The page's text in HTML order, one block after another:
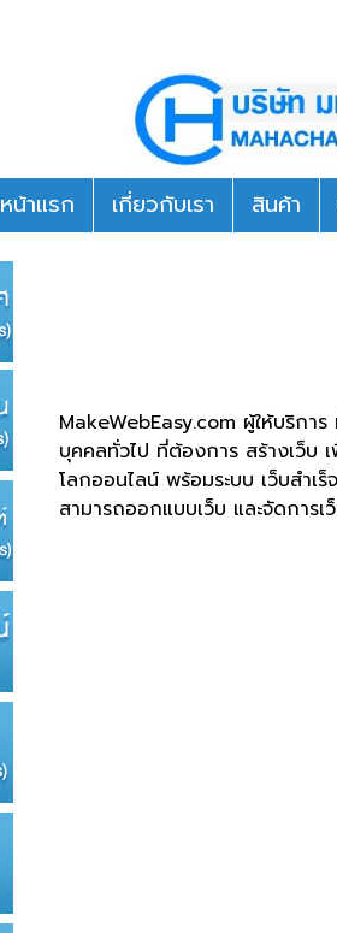
หน้าแรก เกี่ยวกับเรา สินค้า
MakeWebEasy.com ผู้ให้บริกา
บุคคลทั่วไป ที่ต้องการ สร้างเว็บ
โลกออนไลน์ พร้อมระบบ เว็บสำเ
สามารถออกแบบเว็บ และจัดการ